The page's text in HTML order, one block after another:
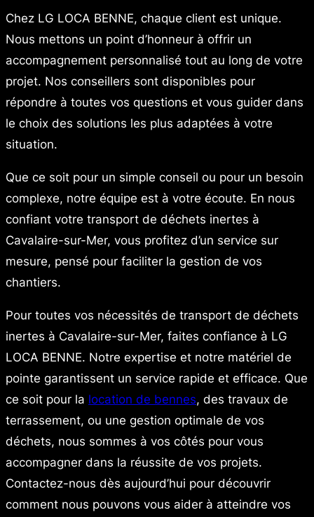
Chez LG LOCA BENNE, chaque client est unique.
Nous mettons un point d’honneur à offrir un
accompagnement personnalisé tout au long de votre
projet. Nos conseillers sont disponibles pour
répondre à toutes vos questions et vous guider dans
le choix des solutions les plus adaptées à votre
situation.
Que ce soit pour un simple conseil ou pour un besoin
complexe, notre équipe est à votre écoute. En nous
confiant votre transport de déchets inertes à
Cavalaire-sur-Mer, vous profitez d’un service sur
mesure, pensé pour faciliter la gestion de vos
chantiers.
Pour toutes vos nécessités de transport de déchets
inertes à Cavalaire-sur-Mer, faites confiance à LG
LOCA BENNE. Notre expertise et notre matériel de
pointe garantissent un service rapide et efficace. Que
ce soit pour la location de bennes, des travaux de
terrassement, ou une gestion optimale de vos
déchets, nous sommes à vos côtés pour vous
accompagner dans la réussite de vos projets.
Contactez-nous dès aujourd’hui pour découvrir
comment nous pouvons vous aider à atteindre vos